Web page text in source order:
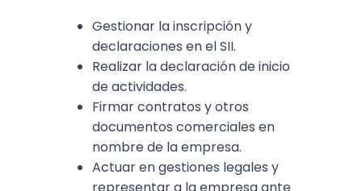
Gestionar la inscripción y
declaraciones en el SII.
Realizar la declaración de inicio
de actividades.
Firmar contratos y otros
documentos comerciales en
nombre de la empresa.
Actuar en gestiones legales y
representar a la empresa ante